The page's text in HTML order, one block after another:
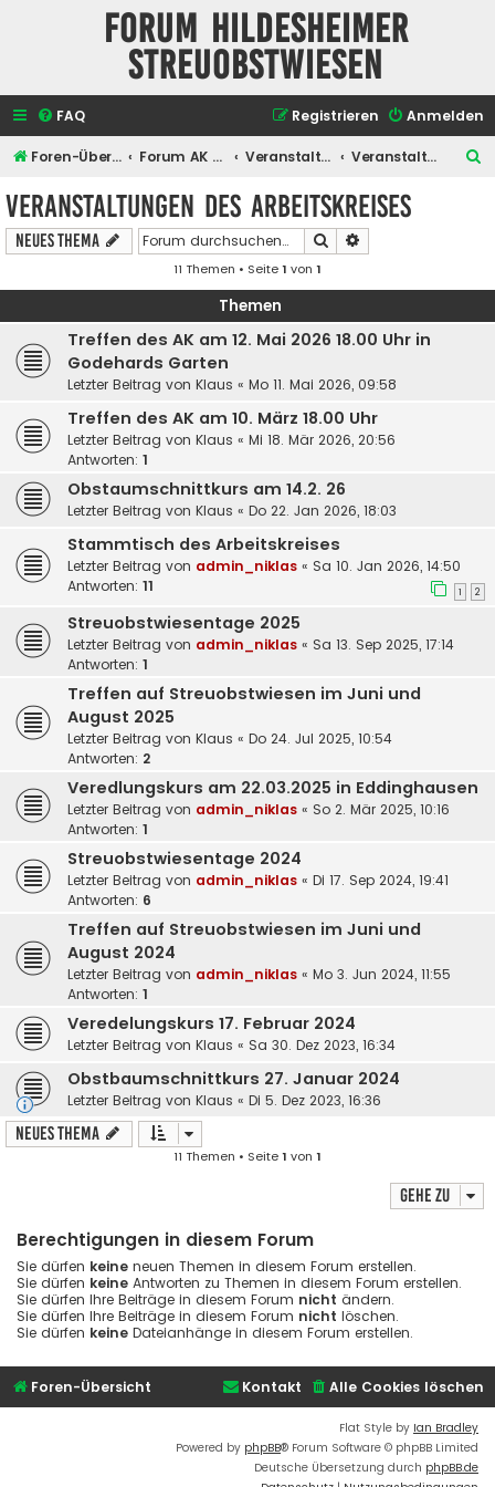
Forum Hildesheimer
Streuobstwiesen
FAQ Anmelden
Registrieren
Foren-Übersicht Forum AK Hildesheimer Streuobstwiesen Veranstaltungen Veranstaltungen des Arbeitskreises
Veranstaltungen des Arbeitskreises
Neues Thema Suche
11 Themen • Seite1 von 1
Themen
Treffen des AK am 12. Mai 2026 18.00 Uhr in
Godehards Garten
Letzter Beitrag von Klaus « Mo 11. Mai 2026, 09:58
Treffen des AK am 10. März 18.00 Uhr
Letzter Beitrag von Klaus « Mi 18. Mär 2026, 20:56
Antworten: 1
Obstaumschnittkurs am 14.2. 26
Letzter Beitrag von Klaus « Do 22. Jan 2026, 18:03
Stammtisch des Arbeitskreises
Letzter Beitrag von admin_niklas « Sa 10. Jan 2026, 14:50
Antworten: 11 1 2
Streuobstwiesentage 2025
Letzter Beitrag von admin_niklas « Sa 13. Sep 2025, 17:14
Antworten: 1
Treffen auf Streuobstwiesen im Juni und
August 2025
Letzter Beitrag von Klaus « Do 24. Jul 2025, 10:54
Antworten: 2
Veredlungskurs am 22.03.2025 in Eddinghausen
Letzter Beitrag von admin_niklas « So 2. Mär 2025, 10:16
Antworten: 1
Streuobstwiesentage 2024
Letzter Beitrag von admin_niklas « Di 17. Sep 2024, 19:41
Antworten: 6
Treffen auf Streuobstwiesen im Juni und
August 2024
Letzter Beitrag von admin_niklas « Mo 3. Jun 2024, 11:55
Antworten: 1
Veredelungskurs 17. Februar 2024
Letzter Beitrag von Klaus « Sa 30. Dez 2023, 16:34
Obstbaumschnittkurs 27. Januar 2024
Letzter Beitrag von Klaus « Di 5. Dez 2023, 16:36
Neues Thema
11 Themen • Seite1 von 1
Gehe zu
Berechtigungen in diesem Forum
Sie dürfen keine neuen Themen in diesem Forum erstellen.
Sie dürfen keine Antworten zu Themen in diesem Forum erstellen.
Sie dürfen Ihre Beiträge in diesem Forum nicht ändern.
Sie dürfen Ihre Beiträge in diesem Forum nicht löschen.
Sie dürfen keine Dateianhänge in diesem Forum erstellen.
Foren-Übersicht Alle Cookies löschen
Kontakt
Flat Style by Ian Bradley
Powered by phpBB® Forum Software © phpBB Limited
Deutsche Übersetzung durch phpBB.de